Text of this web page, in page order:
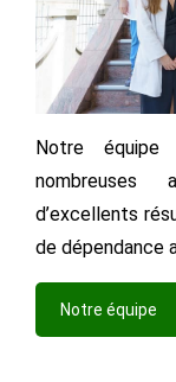
Notre équipe
nombreuses
d’excellents
de dépendance
Notre équipe